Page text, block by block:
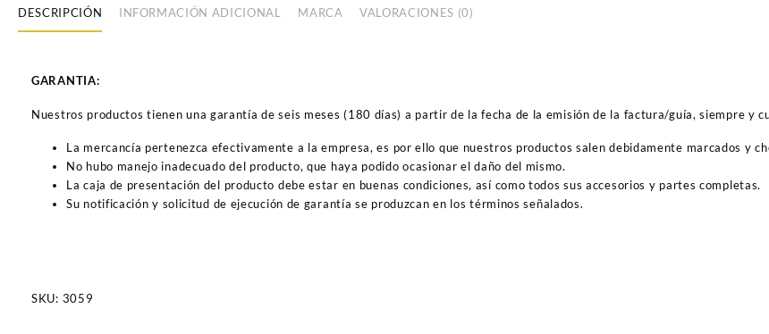
DESCRIPCIÓN INFORMACIÓN ADICIONAL MARCA VALORACIONES (0)
GARANTIA:
Nuestros productos tienen una garantía de seis meses (180 días) a partir de la fecha de la emisión de la factura/guía, siempre y
La mercancía pertenezca efectivamente a la empresa, es por ello que nuestros productos salen debidamente marcados y
No hubo manejo inadecuado del producto, que haya podido ocasionar el daño del mismo.
La caja de presentación del producto debe estar en buenas condiciones, así como todos sus accesorios y partes completas.
Su notificación y solicitud de ejecución de garantía se produzcan en los términos señalados.
SKU: 3059